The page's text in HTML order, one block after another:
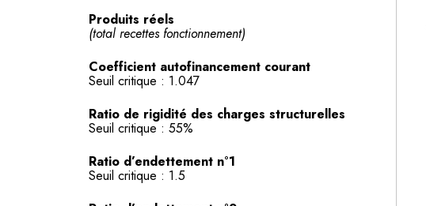
Produits réels
(total recettes fonctionnement)
Coefficient autofinancement courant
Seuil critique : 1.047
Ratio de rigidité des charges structurelles
Seuil critique : 55%
Ratio d’endettement n°1
Seuil critique : 1.5